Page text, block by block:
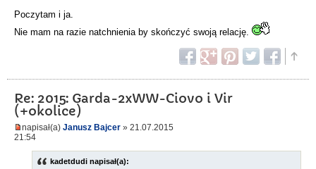
Poczytam i ja.
Nie mam na razie natchnienia by skończyć swoją relację.
Re: 2015: Garda-2xWW-Ciovo i Vir
(+okolice)
napisał(a) Janusz Bajcer » 21.07.2015
21:54
kadetdudi napisał(a):